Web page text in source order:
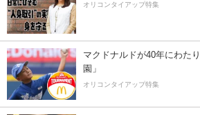
オリコンタイアップ特集
マクドナルドが40年にわた
園」
オリコンタイアップ特集